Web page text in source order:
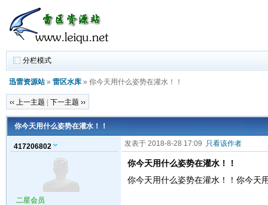
分栏模式
迅雷资源站» 雷区水库» 你今天用什么姿势在灌水！！
‹‹ 上一主题 下一主题 ››
你今天用什么姿势在灌水！！
417206802
二星会员
发表于 2018-8-28 17:09 只看该作者
你今天用什么姿势在灌水！！
你今天用什么姿势在灌水！！你今天